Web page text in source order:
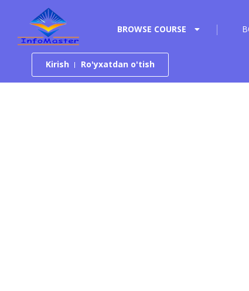
Tarkibga o‘tish
BROWSE COURSE
Kirish Ro'yxatdan o'tish